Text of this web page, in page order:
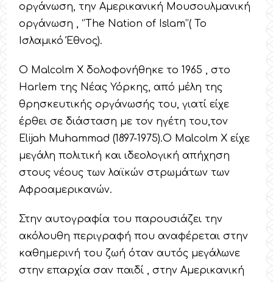
οργάνωση, την Αμερικανική Μουσουλμανική
οργάνωση , ‘’The Nation of Islam’’( Το
Ισλαμικό Έθνος).
Ο Malcolm X δολοφονήθηκε το 1965 , στο
Harlem της Νέας Υόρκης, από μέλη της
θρησκευτικής οργάνωσής του, γιατί είχε
έρθει σε διάσταση με τον ηγέτη του,τον
Elijah Muhammad (1897-1975).Ο Malcolm X είχε
μεγάλη πολιτική και ιδεολογική απήχηση
στους νέους των λαϊκών στρωμάτων των
Αφροαμερικανών.
Στην αυτογραφία του παρουσιάζει την
ακόλουθη περιγραφή που αναφέρεται στην
καθημερινή του ζωή όταν αυτός μεγάλωνε
στην επαρχία σαν παιδί , στην Αμερικανική